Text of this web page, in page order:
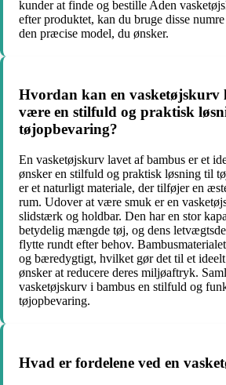
kunder at finde og bestille Aden
efter produktet, kan du bruge disse
den præcise model, du ønsker.
Hvordan kan en vasketøjskurv
være en stilfuld og praktisk
tøjopbevaring?
En vasketøjskurv lavet af bambus er et
ønsker en stilfuld og praktisk løsning til
er et naturligt materiale, der tilføjer en
rum. Udover at være smuk er en
slidstærk og holdbar. Den har en stor
betydelig mængde tøj, og dens
flytte rundt efter behov.
og bæredygtigt, hvilket gør det til et
ønsker at reducere deres miljøaftryk.
vasketøjskurv i bambus en stilfuld og
tøjopbevaring.
Hvad er fordelene ved en